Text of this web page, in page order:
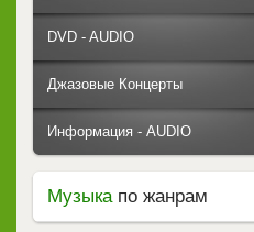
DVD - AUDIO
Джазовые Концерты
Информация - AUDIO
Музыкапо жанрам